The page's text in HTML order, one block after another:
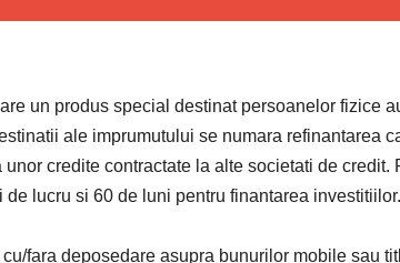
un produs special destinat persoanelor fizice
ale imprumutului se numara refinantarea
credite contractate la alte societati de
lucru si 60 de luni pentru finantarea
fara deposedare asupra bunurilor mobile sau